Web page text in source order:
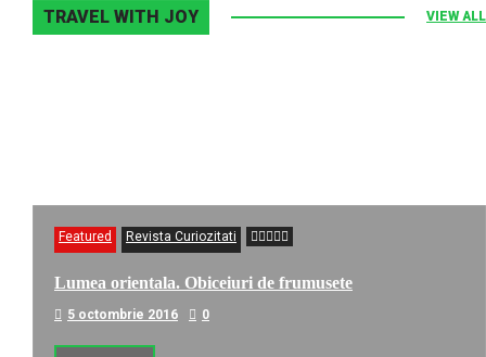
TRAVEL WITH JOY VIEW ALL
Featured Revista Curiozitati
Lumea orientala. Obiceiuri de frumusete
5 octombrie 2016 0